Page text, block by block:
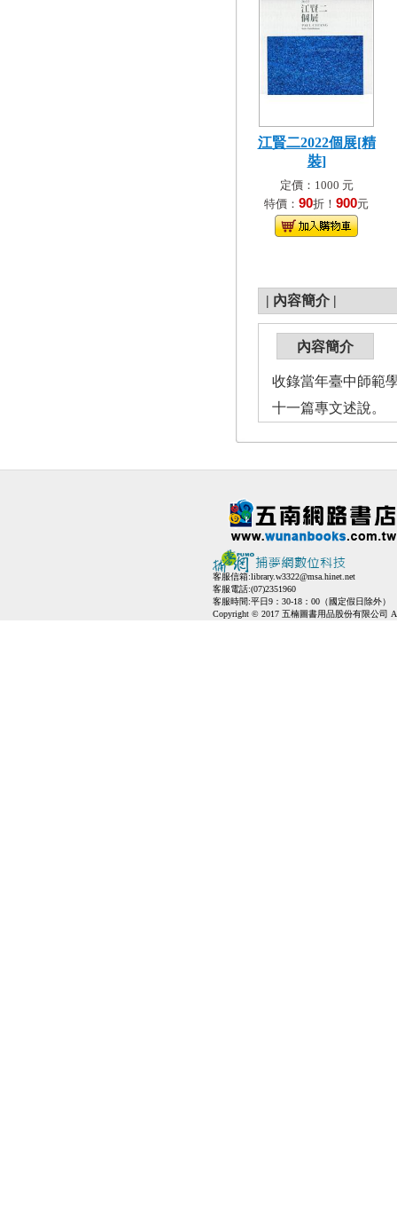
江賢二2022個展[精
裝]
定價：1000 元
特價： 90折！ 900元
| 內容簡介 |
內容簡介
收錄當年臺中師範
十一篇專文述說。
客服信箱:library.w3322@msa.hinet.net
客服電話:(07)2351960
客服時間:平日9：30-18：00（國定假日除外）
Copyright © 2017 五楠圖書用品股份有限公司